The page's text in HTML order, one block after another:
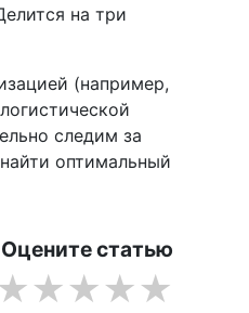
на три
(например,
следим за
оптимальный
Оцените статью